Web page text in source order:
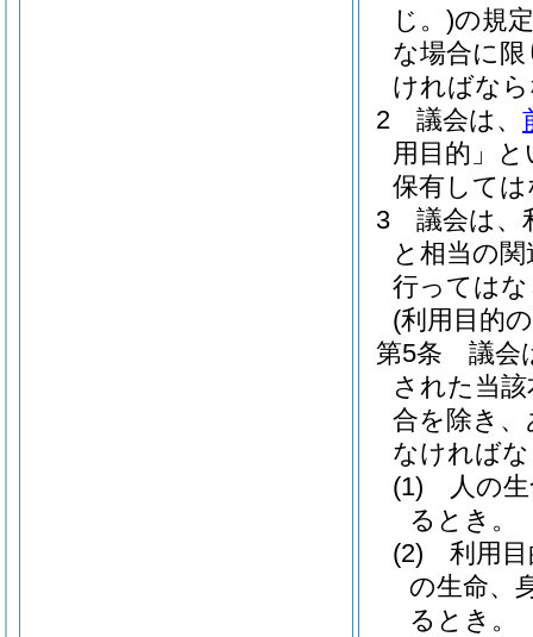
じ。)の規
な場合に
ければな
2
議会は、
用目的」
保有して
3
議会は、
と相当の
行っては
(利用目的
第5条
議会
された当
合を除き
なければ
(1)
人の
るとき。
(2)
利用
の生命、
るとき。